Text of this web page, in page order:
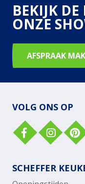
BEKIJK
ONZE
AFSPRAAK
VOLG ONS OP
SCHEFFER